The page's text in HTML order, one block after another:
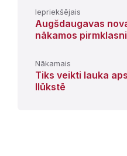
Iepriekšējais
Augšdaugavas
nākamos
Nākamais
Tiks veikti lauka
Ilūkstē